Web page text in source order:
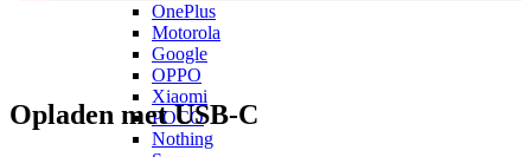
OnePlus
Motorola
Google
OPPO
Xiaomi
POCO
Nothing
Opladen met USB-C